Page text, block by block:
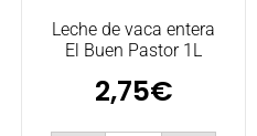
Leche de vaca entera
El Buen Pastor 1L
2,75€